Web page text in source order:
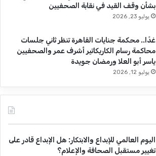
بشأن وقف القيد في نقابة الصحفيين
يوليو 23, 2026
غدًا.. محكمة جنايات القاهرة تنظر ثاني جلسات
محاكمة رسام الكاريكاتير أشرف عمر والصحفيين
ياسر أبو العلا ورمضان جويدة
يوليو 12, 2026
اليوم العالمي للإبداع والابتكار: هل الإبداع قادر على
تغيير مستقبل الصحافة والإعلام؟